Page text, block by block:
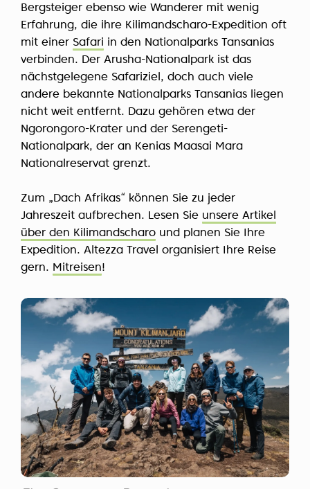
Bergsteiger ebenso wie Wanderer mit wenig
Erfahrung, die ihre Kilimandscharo-Expedition oft
mit einer Safari in den Nationalparks Tansanias
verbinden. Der Arusha-Nationalpark ist das
nächstgelegene Safariziel, doch auch viele
andere bekannte Nationalparks Tansanias liegen
nicht weit entfernt. Dazu gehören etwa der
Ngorongoro-Krater und der Serengeti-
Nationalpark, der an Kenias Maasai Mara
Nationalreservat grenzt.
Zum „Dach Afrikas“ können Sie zu jeder
Jahreszeit aufbrechen. Lesen Sie unsere Artikel
über den Kilimandscharo und planen Sie Ihre
Expedition. Altezza Travel organisiert Ihre Reise
gern. Mitreisen!